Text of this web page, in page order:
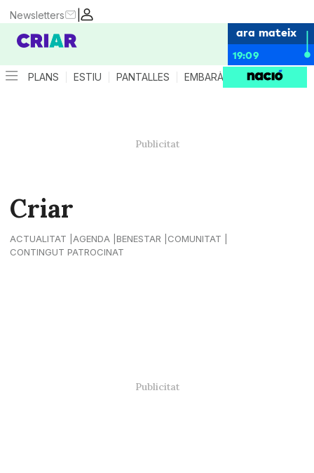
|
Newsletters
ara mateix
19:09
PLANS ESTIU PANTALLES EMBARÀS CRIANÇA
Criar
ACTUALITAT AGENDA BENESTAR
COMUNITAT
CONTINGUT PATROCINAT